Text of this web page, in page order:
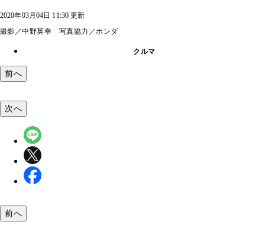
2020年03月04日 11:30 更新
撮影／中野英幸 写真協力／ホンダ
クルマ
前へ
次へ
前へ